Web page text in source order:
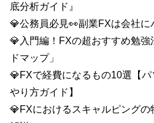
底分析ガイド』
💎公務員必見👀副業FXは会社に
💎入門編！FXの超おすすめ勉強
ドマップ」
💎FXで経費になるもの10選【
やり方ガイド】
💎FXにおけるスキャルピング